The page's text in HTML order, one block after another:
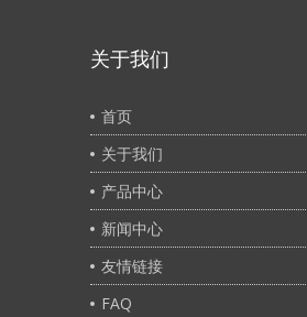
关于我们
首页
关于我们
产品中心
新闻中心
友情链接
FAQ